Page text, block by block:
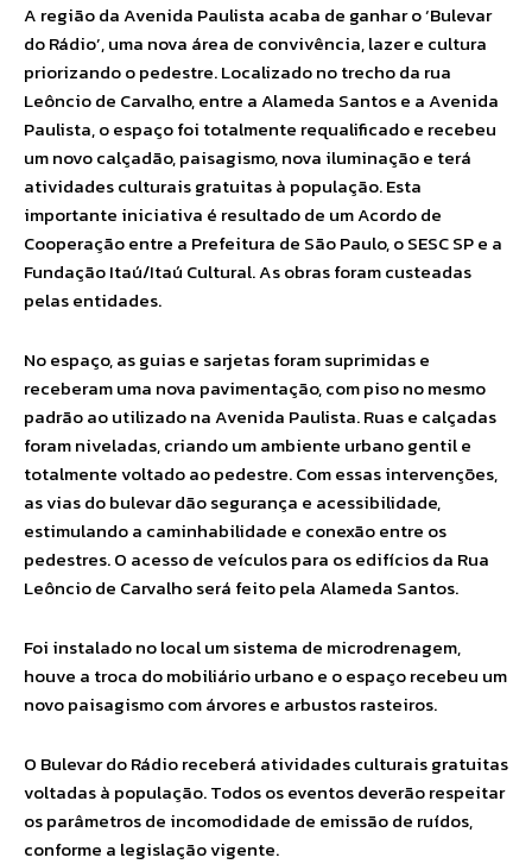
A região da Avenida Paulista acaba de ganhar o ‘Bulevar
do Rádio’, uma nova área de convivência, lazer e cultura
priorizando o pedestre. Localizado no trecho da rua
Leôncio de Carvalho, entre a Alameda Santos e a Avenida
Paulista, o espaço foi totalmente requalificado e recebeu
um novo calçadão, paisagismo, nova iluminação e terá
atividades culturais gratuitas à população. Esta
importante iniciativa é resultado de um Acordo de
Cooperação entre a Prefeitura de São Paulo, o SESC SP e a
Fundação Itaú/Itaú Cultural. As obras foram custeadas
pelas entidades.
No espaço, as guias e sarjetas foram suprimidas e
receberam uma nova pavimentação, com piso no mesmo
padrão ao utilizado na Avenida Paulista. Ruas e calçadas
foram niveladas, criando um ambiente urbano gentil e
totalmente voltado ao pedestre. Com essas intervenções,
as vias do bulevar dão segurança e acessibilidade,
estimulando a caminhabilidade e conexão entre os
pedestres. O acesso de veículos para os edifícios da Rua
Leôncio de Carvalho será feito pela Alameda Santos.
Foi instalado no local um sistema de microdrenagem,
houve a troca do mobiliário urbano e o espaço recebeu um
novo paisagismo com árvores e arbustos rasteiros.
O Bulevar do Rádio receberá atividades culturais gratuitas
voltadas à população. Todos os eventos deverão respeitar
os parâmetros de incomodidade de emissão de ruídos,
conforme a legislação vigente.